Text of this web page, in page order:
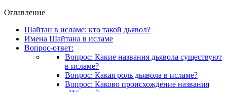
Оглавление
Шайтан в исламе: кто такой дьявол?
Имена Шайтана в исламе
Вопрос-ответ:
Вопрос: Какие названия дьявола существуют
в исламе?
Вопрос: Какая роль дьявола в исламе?
Вопрос: Каково происхождение названия